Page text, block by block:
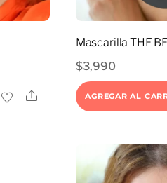
Share
Mascarilla THE
$3,990
AGREGAR AL